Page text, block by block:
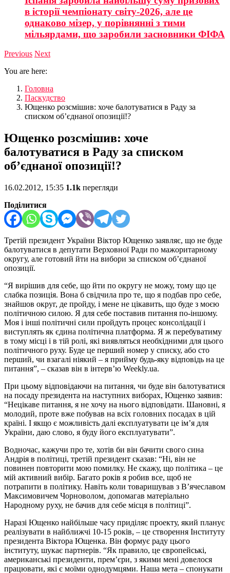
в історії чемпіонату світу-2026, але це
однаково мізер, у порівнянні з тими
мільярдами, що заробили засновники ФІФА
Previous Next
You are here:
Головна
Паскудство
Ющенко розсмішив: хоче балотуватися в Раду за
списком об’єднаної опозиції!?
Ющенко розсмішив: хоче
балотуватися в Раду за списком
об’єднаної опозиції!?
16.02.2012, 15:35 1.1k перегляди
Поділитися
Третій президент України Віктор Ющенко заявляє, що не буде
балотуватися в депутати Верховної Ради по мажоритарному
округу, але готовий йти на вибори за списком об’єднаної
опозиції.
“Я вирішив для себе, що йти по округу не можу, тому що це
слабка позиція. Вона б свідчила про те, що я подбав про себе,
знайшов округ, де пройду, і мене не цікавить, що буде з моєю
політичною силою. Я для себе поставив питання по-іншому.
Моя і інші політичні сили пройдуть процес консолідації і
виступлять як єдина політична платформа. Я ж перебуватиму
в тому місці і в тій ролі, які виявляться необхідними для цього
політичного руху. Буде це перший номер у списку, або сто
перший, чи взагалі ніякий – я прийму будь-яку відповідь на це
питання”, – сказав він в інтерв’ю Weekly.ua.
При цьому відповідаючи на питання, чи буде він балотуватися
на посаду президента на наступних виборах, Ющенко заявив:
“Нецікаве питання, я не хочу на нього відповідати. Шановні, я
молодий, проте вже побував на всіх головних посадах в цій
країні. І якщо є можливість далі експлуатувати це ім’я для
України, даю слово, я буду його експлуатувати”.
Водночас, кажучи про те, хотів би він бачити свого сина
Андрія в політиці, третій президент сказав: “Ні, він не
повинен повторити мою помилку. Не скажу, що політика – це
мій активний вибір. Багато років я робив все, щоб не
потрапити в політику. Навіть коли товаришував з В’ячеславом
Максимовичем Чорноволом, допомагав матеріально
Народному руху, не бачив для себе місця в політиці”.
Наразі Ющенко найбільше часу приділяє проекту, який планує
реалізувати в найближчі 10-15 років, – це створення Інституту
президента Віктора Ющенка. Він формує раду цього
інституту, шукає партнерів. “Як правило, це європейські,
американські президенти, прем’єри, з якими мені довелося
працювати, які є моїми однодумцями. Наша мета – спонукати